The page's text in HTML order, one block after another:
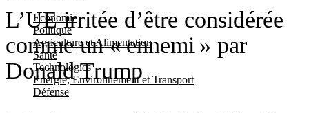
Economie
Politique
Agriculture et Alimentation
Santé
Technologies
Energie, Environnement et Transport
Défense
L’UE irritée d’être considérée
comme un « ennemi » par
Donald Trump